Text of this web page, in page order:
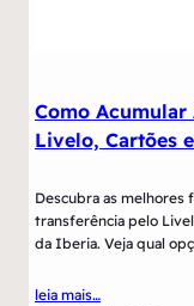
Como
Livelo, Cartões
Descubra as melhores
transferência pelo
da Iberia. Veja qual
leia mais…